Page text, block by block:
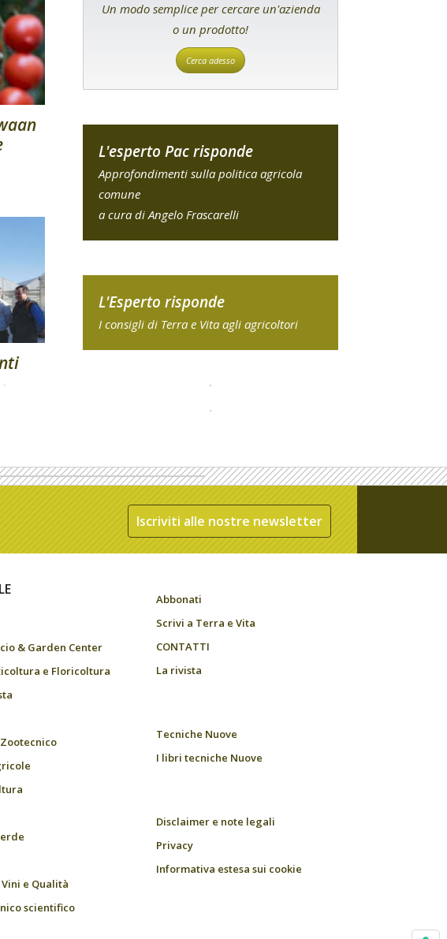
-
Un modo semplice per cercare un'azienda
o un prodotto!
Cerca adesso
L'esperto Pac risponde
Approfondimenti sulla politica agricola
comune
a cura di Angelo Frascarelli
L'Esperto risponde
I consigli di Terra e Vita agli agricoltori
Iscriviti alle nostre newsletter
& Garden Center
e Floricoltura
Vini e Qualità
scientifico
Abbonati
Scrivi a Terra e Vita
CONTATTI
La rivista
Tecniche Nuove
I libri tecniche Nuove
Disclaimer e note legali
Privacy
Informativa estesa sui cookie